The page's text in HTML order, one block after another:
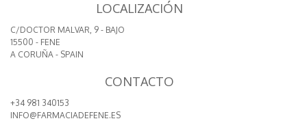
LOCALIZACIÓN
C/DOCTOR MALVAR, 9 - BAJO
15500 - FENE
A CORUÑA - SPAIN
CONTACTO
+34 981 340153
INFO@FARMACIADEFENE.ES